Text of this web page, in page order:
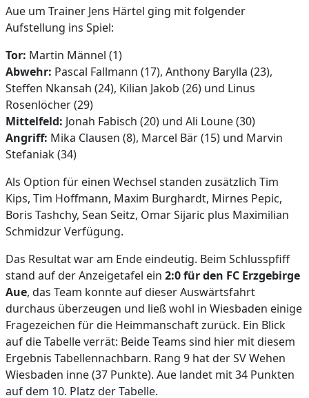
Aue um Trainer Jens Härtel ging mit folgender
Aufstellung ins Spiel:
Tor: Martin Männel (1)
Abwehr: Pascal Fallmann (17), Anthony Barylla (23),
Steffen Nkansah (24), Kilian Jakob (26) und Linus
Rosenlöcher (29)
Mittelfeld: Jonah Fabisch (20) und Ali Loune (30)
Angriff: Mika Clausen (8), Marcel Bär (15) und Marvin
Stefaniak (34)
Als Option für einen Wechsel standen zusätzlich Tim
Kips, Tim Hoffmann, Maxim Burghardt, Mirnes Pepic,
Boris Tashchy, Sean Seitz, Omar Sijaric plus Maximilian
Schmidzur Verfügung.
Das Resultat war am Ende eindeutig. Beim Schlusspfiff
stand auf der Anzeigetafel ein 2:0 für den FC Erzgebirge
Aue, das Team konnte auf dieser Auswärtsfahrt
durchaus überzeugen und ließ wohl in Wiesbaden einige
Fragezeichen für die Heimmanschaft zurück. Ein Blick
auf die Tabelle verrät: Beide Teams sind hier mit diesem
Ergebnis Tabellennachbarn. Rang 9 hat der SV Wehen
Wiesbaden inne (37 Punkte). Aue landet mit 34 Punkten
auf dem 10. Platz der Tabelle.